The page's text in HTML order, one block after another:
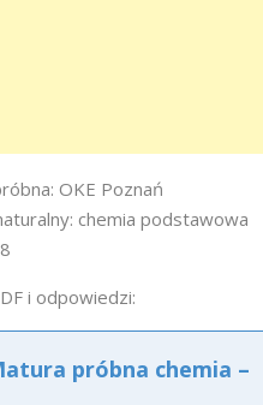
OKE Poznań
chemia podstawowa
i odpowiedzi:
próbna chemia –